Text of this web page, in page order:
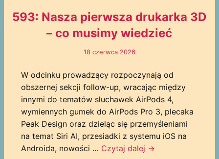
593: Nasza pierwsza drukarka 3D
– co musimy wiedzieć
18 czerwca 2026
W odcinku prowadzący rozpoczynają od
obszernej sekcji follow-up, wracając między
innymi do tematów słuchawek AirPods 4,
wymiennych gumek do AirPods Pro 3, plecaka
Peak Design oraz dzieląc się przemyśleniami
na temat Siri AI, przesiadki z systemu iOS na
Androida, nowości … Czytaj dalej →